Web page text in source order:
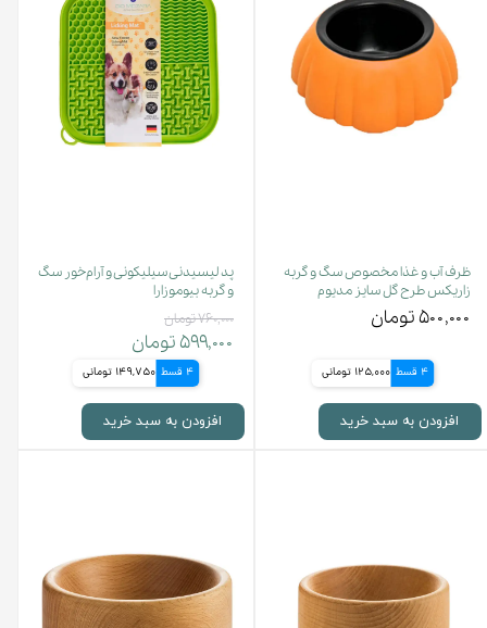
ظرف آب و غذا مخصوص سگ و گربه
زاریکس طرح گل سایز مدیوم
۵۰۰,۰۰۰ تومان
4 قسط 125,000 تومانی
افزودن به سبد خرید
پد لیسیدنی سیلیکونی و آرام‌خور سگ
و گربه بیوموزارا
۷۶۰,۰۰۰ تومان
۵۹۹,۰۰۰ تومان
4 قسط 149,750 تومانی
افزودن به سبد خرید